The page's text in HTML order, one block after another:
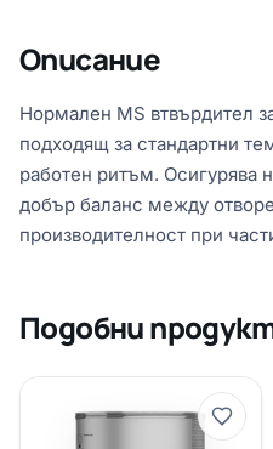
Описание
Нормален MS втвърдител
подходящ за стандартни
работен ритъм. Осигурява
добър баланс между
производителност при
Подобни